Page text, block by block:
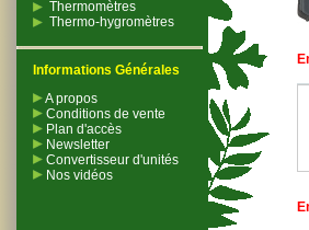
Thermomètres
Thermo-hygromètres
Informations Générales
A propos
Conditions de vente
Plan d'accès
Newsletter
Convertisseur d'unités
Nos vidéos